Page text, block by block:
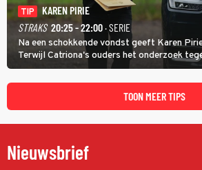
TIP
KAREN PIRIE
STRAKS 20:25 - 22:00· SERIE
Na een schokkende vondst geeft Karen
Terwijl Catriona's ouders het onderzoek
speuren naar Adam. In deze slotaflevering
spoor via Frankrijk en Italië naar Malta.
TOON MEER TIPS
Nieuwsbrief